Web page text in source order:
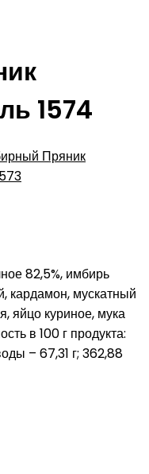
1574
Пряник
82,5%, имбирь
кардамон, мускатный
яйцо куриное, мука
в 100 г продукта:
– 67,31 г; 362,88